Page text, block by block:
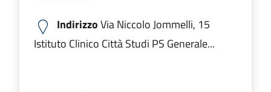
IndirizzoVia Niccolo Jommelli, 15
Istituto Clinico Città Studi PS Generale...